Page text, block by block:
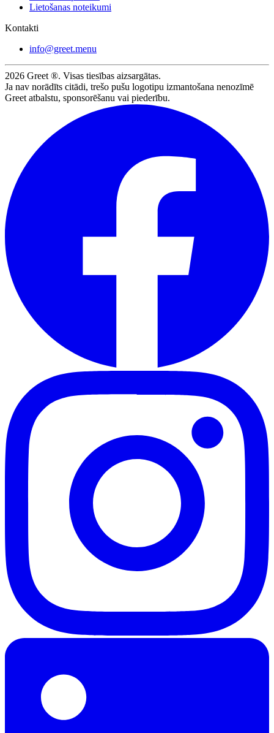
Lietošanas noteikumi
Kontakti
info@greet.menu
2026 Greet ®. Visas tiesības aizsargātas.
Ja nav norādīts citādi, trešo pušu logotipu izmantošana nenozīmē
Greet atbalstu, sponsorēšanu vai piederību.